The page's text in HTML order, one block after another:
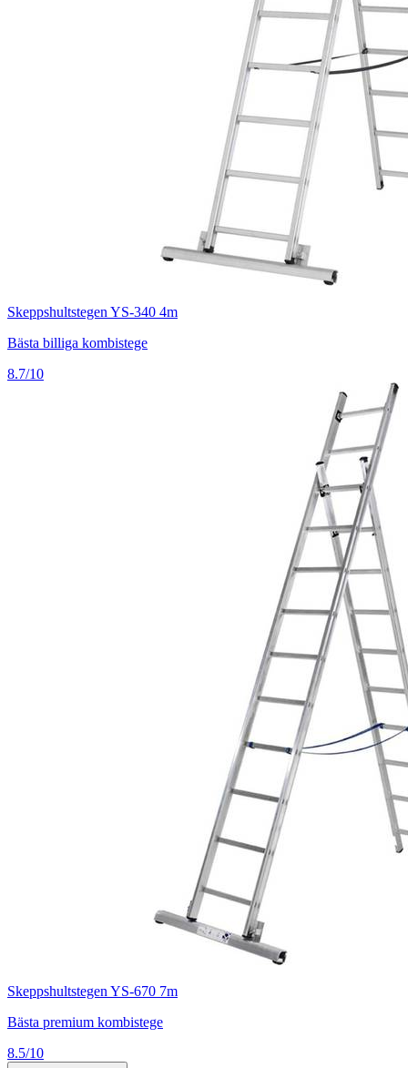
Skeppshultstegen YS-340 4m
Bästa billiga kombistege
8.7/10
Skeppshultstegen YS-670 7m
Bästa premium kombistege
8.5/10